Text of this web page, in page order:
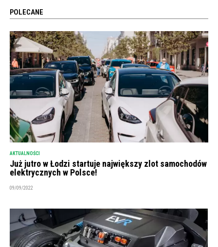
POLECANE
AKTUALNOŚCI
Już jutro w Łodzi startuje największy zlot samochodów
elektrycznych w Polsce!
09/09/2022